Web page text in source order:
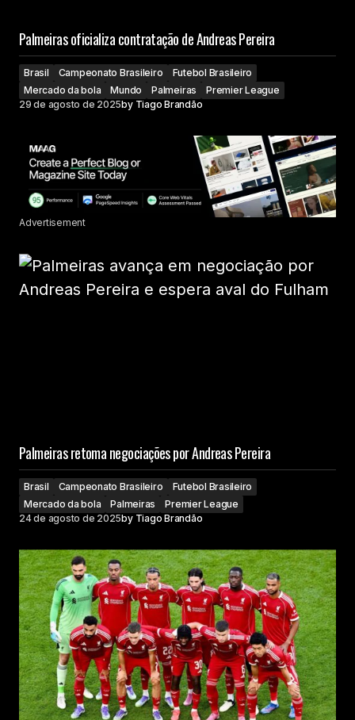
Palmeiras oficializa contratação de Andreas Pereira
Brasil Campeonato Brasileiro
Futebol Brasileiro
Mercado da bola
Mundo Palmeiras
Premier League
29 de agosto de 2025by Tiago Brandão
Advertisement
Palmeiras retoma negociações por Andreas Pereira
Brasil Campeonato Brasileiro
Futebol Brasileiro
Mercado da bola
Palmeiras
Premier League
24 de agosto de 2025by Tiago Brandão